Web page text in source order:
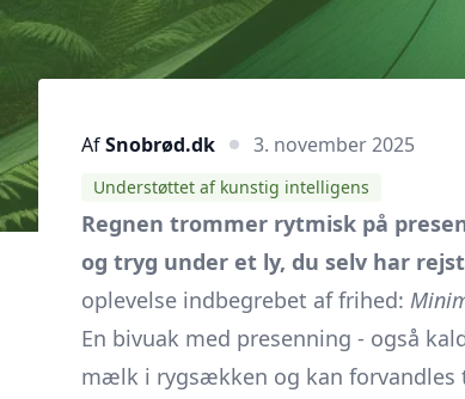
AfSnobrød.dk 3. november 2025
Understøttet af kunstig intelligens
Regnen trommer rytmisk på
og tryg under et ly, du selv har
oplevelse indbegrebet af frihed:
En bivuak med presenning - også
mælk i rygsækken og kan